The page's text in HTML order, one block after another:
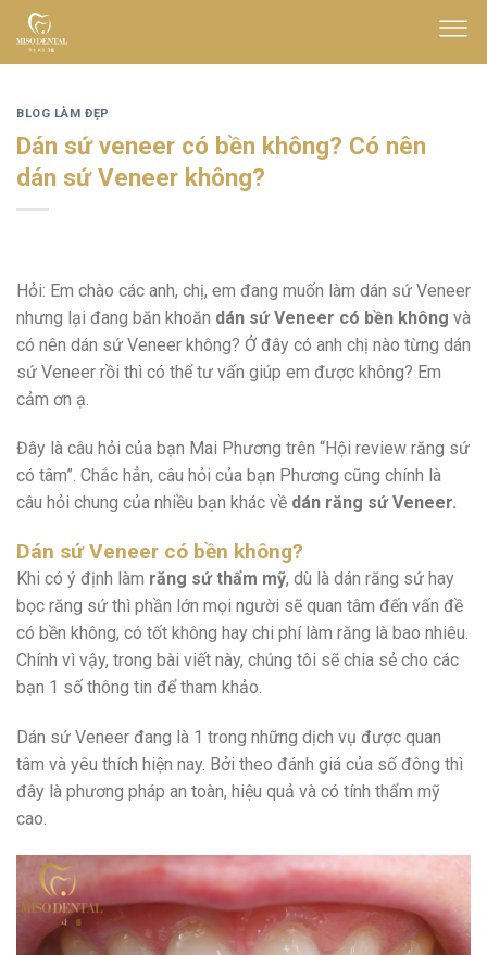
Skip
content
BLOG LÀM ĐẸP
Dán sứ veneer có bền không? Có nên
dán sứ Veneer không?
Hỏi: Em chào các anh, chị, em đang muốn làm dán sứ Veneer
nhưng lại đang băn khoăn dán sứ Veneer có bền không và
có nên dán sứ Veneer không? Ở đây có anh chị nào từng dán
sứ Veneer rồi thì có thể tư vấn giúp em được không? Em
cảm ơn ạ.
Đây là câu hỏi của bạn Mai Phương trên “Hội review răng sứ
có tâm”. Chắc hẳn, câu hỏi của bạn Phương cũng chính là
câu hỏi chung của nhiều bạn khác về dán răng sứ Veneer.
Dán sứ Veneer có bền không?
Khi có ý định làm răng sứ thẩm mỹ, dù là dán răng sứ hay
bọc răng sứ thì phần lớn mọi người sẽ quan tâm đến vấn đề
có bền không, có tốt không hay chi phí làm răng là bao nhiêu.
Chính vì vậy, trong bài viết này, chúng tôi sẽ chia sẻ cho các
bạn 1 số thông tin để tham khảo.
Dán sứ Veneer đang là 1 trong những dịch vụ được quan
tâm và yêu thích hiện nay. Bởi theo đánh giá của số đông thì
đây là phương pháp an toàn, hiệu quả và có tính thẩm mỹ
cao.